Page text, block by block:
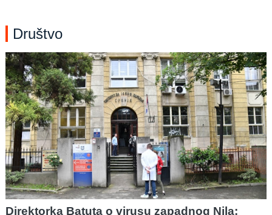
Društvo
Direktorka Batuta o virusu zapadnog Nila: